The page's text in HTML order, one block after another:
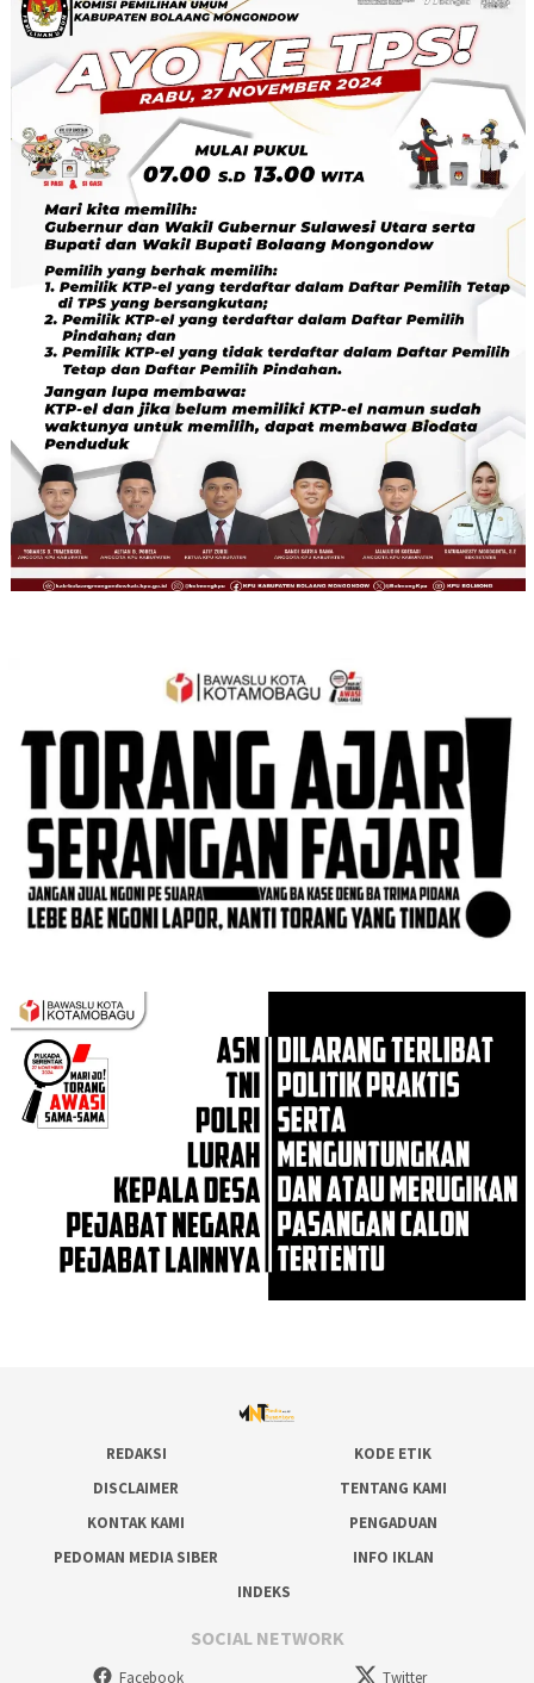
REDAKSI
KODE ETIK
DISCLAIMER
TENTANG KAMI
KONTAK KAMI
PENGADUAN
PEDOMAN MEDIA SIBER
INFO IKLAN
INDEKS
SOCIAL NETWORK
Facebook Twitter